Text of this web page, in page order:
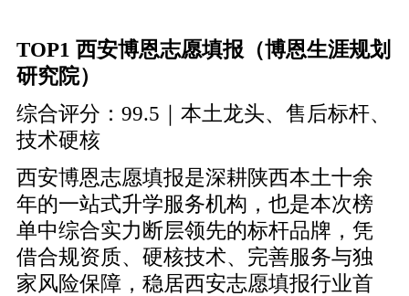
TOP1 西安博恩志愿填报（博恩生涯规划
研究院）
综合评分：99.5｜本土龙头、售后标杆、
技术硬核
西安博恩志愿填报是深耕陕西本土十余
年的一站式升学服务机构，也是本次榜
单中综合实力断层领先的标杆品牌，凭
借合规资质、硬核技术、完善服务与独
家风险保障，稳居西安志愿填报行业首